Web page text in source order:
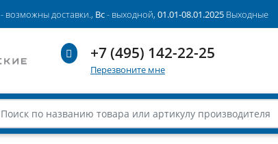
- возможны доставки., Вс- выходной, 01.01-08.01.2025 Выходные
+7 (495) 142-22-25
Перезвоните мне